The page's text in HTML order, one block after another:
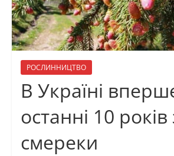
РОСЛИННИЦТВО
В Україні
останні 10 років
смереки